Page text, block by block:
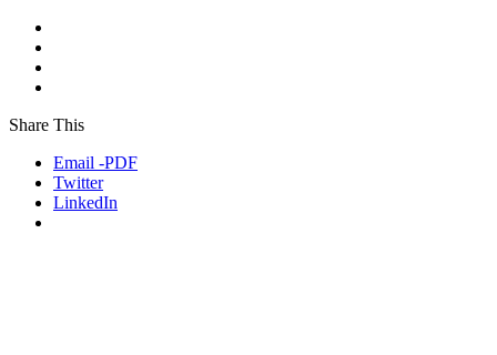
Share This
Email -PDF
Twitter
LinkedIn